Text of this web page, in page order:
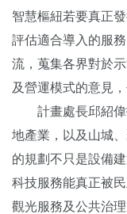
智慧樞紐若要真正
評估適合導入的服
流，蒐集各界對於
及營運模式的意見
計畫處長邱紹偉
地產業，以及山城
的規劃不只是設備
科技服務能真正被
觀光服務及公共治